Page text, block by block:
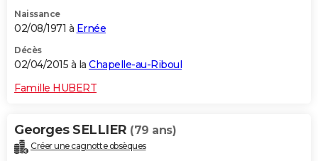
Naissance
02/08/1971 à Ernée
Décès
02/04/2015 à la Chapelle-au-Riboul
Famille HUBERT
Georges SELLIER (79 ans)
Créer une cagnotte obsèques